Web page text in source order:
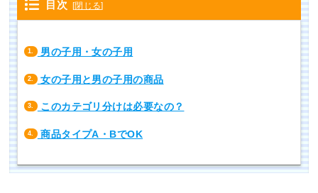
目次 [閉じる]
1. 男の子用・女の子用
2. 女の子用と男の子用の商品
3. このカテゴリ分けは必要なの？
4. 商品タイプA・BでOK